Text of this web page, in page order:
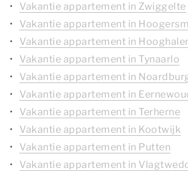
Vakantie appartement in Zwiggelte
Vakantie appartement in
Vakantie appartement in
Vakantie appartement in Tynaarlo
Vakantie appartement in
Vakantie appartement in
Vakantie appartement in Terherne
Vakantie appartement in Kootwijk
Vakantie appartement in Putten
Vakantie appartement in